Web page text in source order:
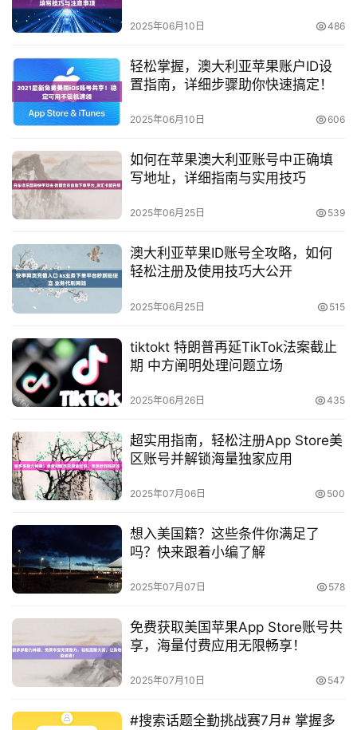
2025年06月10日 486
轻松掌握，澳大利亚苹果账户ID设
置指南，详细步骤助你快速搞定！
2025年06月10日 606
如何在苹果澳大利亚账号中正确填
写地址，详细指南与实用技巧
2025年06月25日 539
澳大利亚苹果ID账号全攻略，如何
轻松注册及使用技巧大公开
2025年06月25日 515
tiktokt 特朗普再延TikTok法案截止
期 中方阐明处理问题立场
2025年06月26日 435
超实用指南，轻松注册App Store美
区账号并解锁海量独家应用
2025年07月06日 500
想入美国籍？这些条件你满足了
吗？快来跟着小编了解
2025年07月07日 578
免费获取美国苹果App Store账号共
享，海量付费应用无限畅享！
2025年07月10日 547
#搜索话题全勤挑战赛7月# 掌握多